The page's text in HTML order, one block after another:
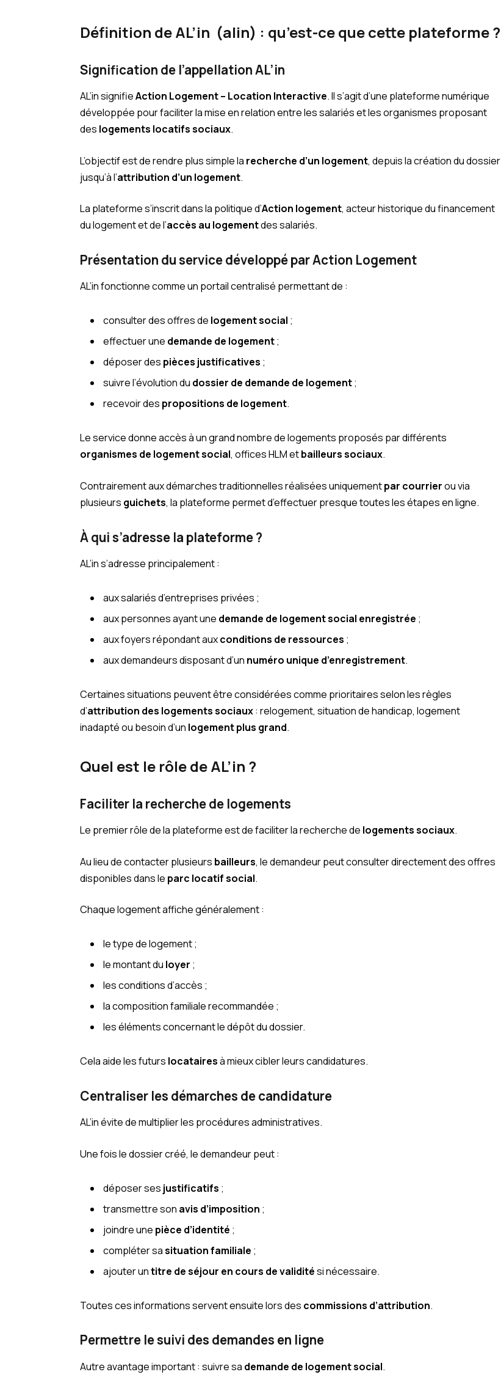
Définition de AL’in (alin) : qu’est-ce que cette plateforme ?
Signification de l’appellation AL’in
AL’in signifieAction Logement – Location Interactive. Il s’agit d’une plateforme numérique
développée pour faciliter la mise en relation entre les salariés et les organismes proposant
des logements locatifs sociaux.
L’objectif est de rendre plus simple la recherche d’un logement, depuis la création du dossier
jusqu’à l’attribution d’un logement.
La plateforme s’inscrit dans la politique d’Action logement, acteur historique du financement
du logement et de l’accès au logementdes salariés.
Présentation du service développé par Action Logement
AL’in fonctionne comme un portail centralisé permettant de :
consulter des offres de logement social ;
effectuer une demande de logement;
déposer des pièces justificatives ;
suivre l’évolution du dossier de demande de logement;
recevoir des propositions de logement.
Le service donne accès à un grand nombre de logements proposés par différents
organismes de logement social, offices HLM etbailleurs sociaux.
Contrairement aux démarches traditionnelles réalisées uniquementpar courrierou via
plusieurs guichets, la plateforme permet d’effectuer presque toutes les étapes en ligne.
À qui s’adresse la plateforme ?
AL’in s’adresse principalement :
aux salariés d’entreprises privées ;
aux personnes ayant une demande de logement social enregistrée ;
aux foyers répondant auxconditions de ressources ;
aux demandeurs disposant d’un numéro unique d’enregistrement.
Certaines situations peuvent être considérées comme prioritaires selon les règles
d’attribution des logements sociaux: relogement, situation de handicap, logement
inadapté ou besoin d’un logement plus grand.
Quel est le rôle de AL’in ?
Faciliter la recherche de logements
Le premier rôle de la plateforme est de faciliter la recherche de logements sociaux.
Au lieu de contacter plusieurs bailleurs, le demandeur peut consulter directement des offres
disponibles dans le parc locatif social.
Chaque logement affiche généralement :
le type de logement ;
le montant du loyer ;
les conditions d’accès ;
la composition familiale recommandée ;
les éléments concernant le dépôt du dossier.
Cela aide les futurs locatairesà mieux cibler leurs candidatures.
Centraliser les démarches de candidature
AL’in évite de multiplier les procédures administratives.
Une fois le dossier créé, le demandeur peut :
déposer ses justificatifs ;
transmettre son avis d’imposition ;
joindre une pièce d’identité ;
compléter sasituation familiale ;
ajouter untitre de séjour en cours de validitési nécessaire.
Toutes ces informations servent ensuite lors des commissions d’attribution.
Permettre le suivi des demandes en ligne
Autre avantage important : suivre sa demande de logement social.